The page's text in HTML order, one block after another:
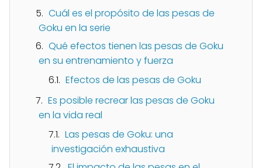
Cuál es el propósito de las pesas de
Goku en la serie
Qué efectos tienen las pesas de Goku
en su entrenamiento y fuerza
Efectos de las pesas de Goku
Es posible recrear las pesas de Goku
en la vida real
Las pesas de Goku: una
investigación exhaustiva